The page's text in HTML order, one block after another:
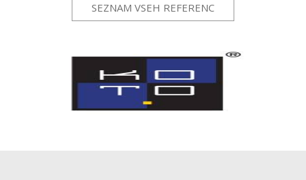
SEZNAM VSEH REFERENC